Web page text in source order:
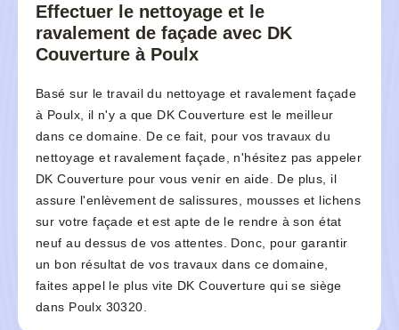
Effectuer le nettoyage et le
ravalement de façade avec DK
Couverture à Poulx
Basé sur le travail du nettoyage et ravalement façade
à Poulx, il n'y a que DK Couverture est le meilleur
dans ce domaine. De ce fait, pour vos travaux du
nettoyage et ravalement façade, n'hésitez pas appeler
DK Couverture pour vous venir en aide. De plus, il
assure l'enlèvement de salissures, mousses et lichens
sur votre façade et est apte de le rendre à son état
neuf au dessus de vos attentes. Donc, pour garantir
un bon résultat de vos travaux dans ce domaine,
faites appel le plus vite DK Couverture qui se siège
dans Poulx 30320.